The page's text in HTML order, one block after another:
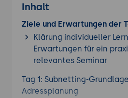
Inhalt
Ziele und Erwartungen der
Klärung individueller
Erwartungen für ein
relevantes Seminar
Tag 1: Subnetting-
Adressplanung